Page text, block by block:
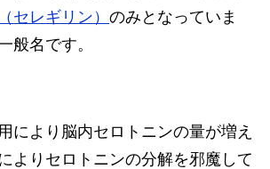
セレギリン） のみとなっていま
般名です。
により脳内セロトニンの量が増え
よりセロトニンの分解を邪魔して